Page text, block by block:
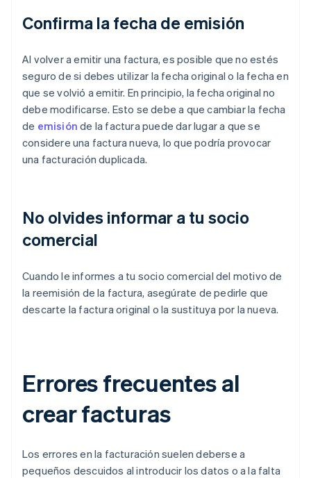
Confirma la fecha de emisión
Al volver a emitir una factura, es posible que no estés
seguro de si debes utilizar la fecha original o la fecha en
que se volvió a emitir. En principio, la fecha original no
debe modificarse. Esto se debe a que cambiar la fecha
de emisión de la factura puede dar lugar a que se
considere una factura nueva, lo que podría provocar
una facturación duplicada.
No olvides informar a tu socio
comercial
Cuando le informes a tu socio comercial del motivo de
la reemisión de la factura, asegúrate de pedirle que
descarte la factura original o la sustituya por la nueva.
Errores frecuentes al
crear facturas
Los errores en la facturación suelen deberse a
pequeños descuidos al introducir los datos o a la falta